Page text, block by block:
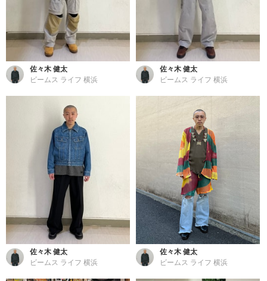
佐々木 健太
ビームス ライフ 横浜
佐々木 健太
ビームス ライフ 横浜
佐々木 健太
ビームス ライフ 横浜
佐々木 健太
ビームス ライフ 横浜